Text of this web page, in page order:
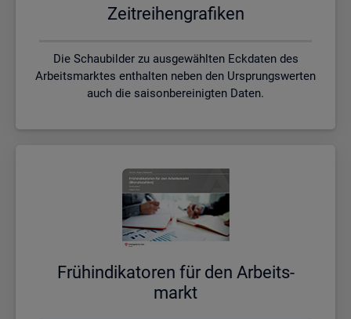
Zeit­rei­hen­gra­fi­ken
Die Schaubilder zu ausgewählten Eckdaten des
Arbeitsmarktes enthalten neben den Ursprungswerten
auch die saisonbereinigten Daten.
Früh­in­di­ka­to­ren für den Ar­beits­
markt